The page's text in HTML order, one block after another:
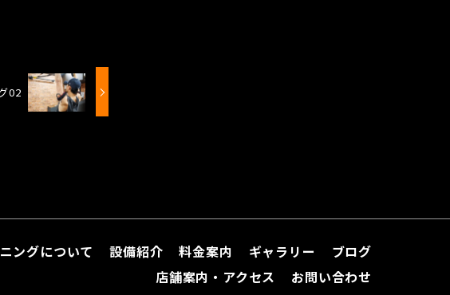
02
ングについて 設備紹介 料金案内 ギャラリー
ブログ
店舗案内・アクセス
お問い合わせ